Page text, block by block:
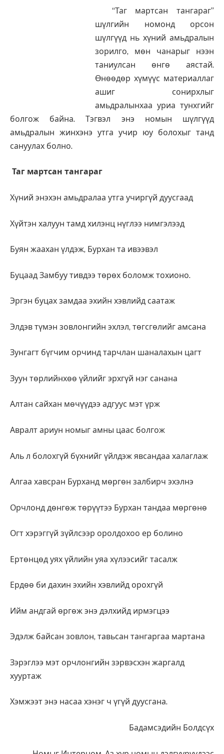
“Таг мартсан тангараг”
шүлгийн номонд орсон
шүлгүүд нь хүний амьдралын
зорилго, мөн чанарыг нээн
таниулсан өнгө аястай.
Өнөөдөр хүмүүс материаллаг
ашиг сонирхлыг
амьдралынхаа уриа тунхгийг
болгож байна. Тэгвэл энэ номын шүлгүүд
амьдралын жинхэнэ утга учир юу болохыг танд
сануулах болно.
Таг мартсан тангараг
Хүний энэхэн амьдралаа утга учиргүй дуусгаад
Хүйтэн халуун тамд хилэнц нүглээ нимгэлээд
Буян жаахан үлдэж, Бурхан та ивээвэл
Буцаад Замбуу тивдээ төрөх боломж тохионо.
Эргэн буцах замдаа эхийн хэвлийд саатаж
Элдэв түмэн зовлонгийн эхлэл, төгсгөлийг амсана
Зунгагт бүгчим орчинд тарчлан шаналахын цагт
Зуун төрлийнхөө үйлийг эрхгүй нэг санана
Алтан сайхан мөчүүдээ адгуус мэт үрж
Авралт ариун номыг амны цаас болгож
Аль л болохгүй бүхнийг үйлдэж явсандаа халаглаж
Алгаа хавсран Бурханд мөргөн залбирч эхэлнэ
Орчлонд дөнгөж төрүүтээ Бурхан тандаа мөргөнө
Огт хэрэггүй зүйлсээр оролдохоо ер болино
Ертөнцөд уях үйлийн уяа хүлээсийг тасалж
Ердөө би дахин эхийн хэвлийд орохгүй
Ийм андгай өргөж энэ дэлхийд ирмэгцээ
Эдэлж байсан зовлон, тавьсан тангаргаа мартана
Зэрэглээ мэт орчлонгийн зэрвэсхэн жаргалд
хууртаж
Хэмжээт энэ насаа хэнэг ч үгүй дуусгана.
Бадамсэдийн Болдсүх